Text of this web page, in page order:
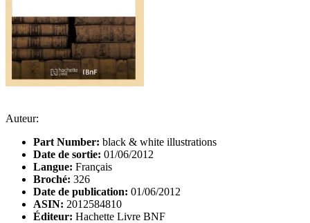
Auteur:
Part Number: black & white illustrations
Date de sortie: 01/06/2012
Langue: Français
Broché: 326
Date de publication: 01/06/2012
ASIN: 2012584810
Éditeur: Hachette Livre BNF